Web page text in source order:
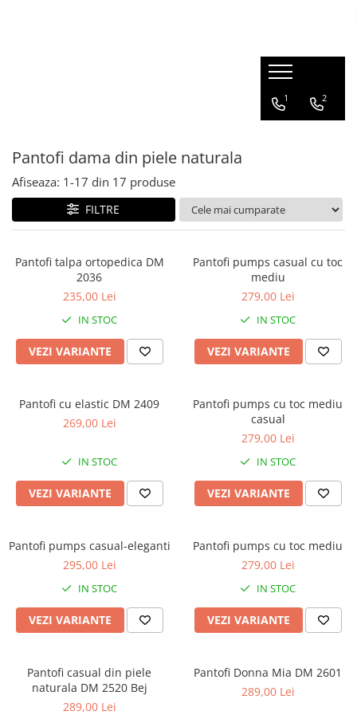
1 2
Pantofi dama din piele naturala
Afiseaza: 1-17 din 17 produse
FILTRE
Pantofi talpa ortopedica DM
2036
235,00 Lei
IN STOC
VEZI VARIANTE
Pantofi pumps casual cu toc
mediu
279,00 Lei
IN STOC
VEZI VARIANTE
Pantofi cu elastic DM 2409
269,00 Lei
IN STOC
VEZI VARIANTE
Pantofi pumps cu toc mediu
casual
279,00 Lei
IN STOC
VEZI VARIANTE
Pantofi pumps casual-eleganti
295,00 Lei
IN STOC
VEZI VARIANTE
Pantofi pumps cu toc mediu
279,00 Lei
IN STOC
VEZI VARIANTE
Pantofi casual din piele
naturala DM 2520 Bej
289,00 Lei
Pantofi Donna Mia DM 2601
289,00 Lei